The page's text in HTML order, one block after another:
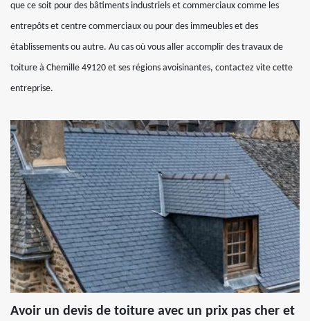
que ce soit pour des bâtiments industriels et commerciaux comme les
entrepôts et centre commerciaux ou pour des immeubles et des
établissements ou autre. Au cas où vous aller accomplir des travaux de
toiture à Chemille 49120 et ses régions avoisinantes, contactez vite cette
entreprise.
Avoir un devis de toiture avec un prix pas cher et